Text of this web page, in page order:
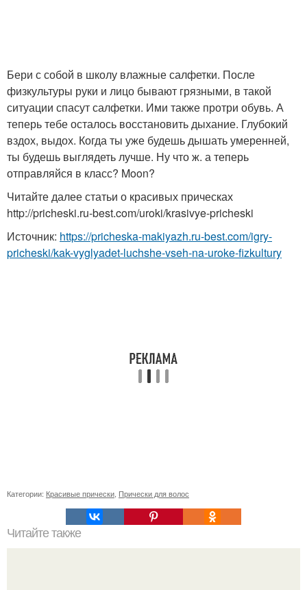
Бери с собой в школу влажные салфетки. После
физкультуры руки и лицо бывают грязными, в такой
ситуации спасут салфетки. Ими также протри обувь. А
теперь тебе осталось восстановить дыхание. Глубокий
вздох, выдох. Когда ты уже будешь дышать умеренней,
ты будешь выглядеть лучше. Ну что ж. а теперь
отправляйся в класс? Moon?
Читайте далее статьи о красивых прическах
http://pricheski.ru-best.com/uroki/krasivye-pricheski
Источник: https://pricheska-makiyazh.ru-best.com/igry-
pricheski/kak-vyglyadet-luchshe-vseh-na-uroke-fizkultury
Категории: Красивые прически Прически для волос
Читайте также